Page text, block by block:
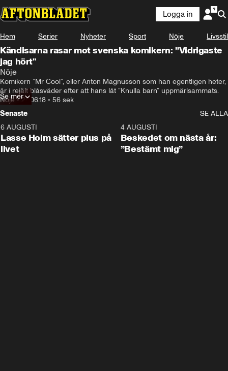
Logga in
Hem Serier Nyheter Sport Nöje Livsstil
Kändisarna rasar mot svenska komikern: ”Vidrigaste
jag hört"
Nöje
Komikern ”Mr Cool”, eller Anton Magnusson som han egentligen heter,
är i rejält blåsväder efter att hans låt ”Knulla barn” uppmärlsammats.
Nöje•29.06.18 • 56 sek
Se mer
Senaste
SE ALLA
6 AUGUSTI
Lasse Holm sätter plus på
livet
4 AUGUSTI
Beskedet om nästa år:
”Bestämt mig”